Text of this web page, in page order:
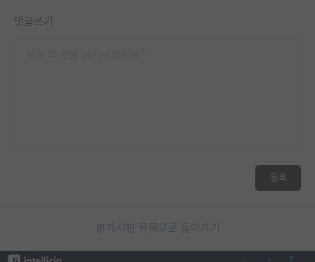
댓글쓰기
등록
게시판 목록으로 돌아가기